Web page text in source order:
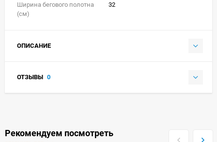
Ширина бегового полотна
(см)
32
ОПИСАНИЕ
ОТЗЫВЫ 0
Рекомендуем посмотреть